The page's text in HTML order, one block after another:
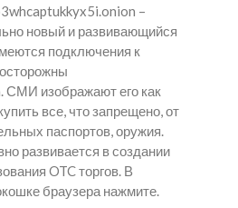
–
новый и развивающийся
подключения к
СМИ изображают его как
все, что запрещено, от
паспортов, оружия.
развивается в создании
OTC торгов. В
браузера нажмите.